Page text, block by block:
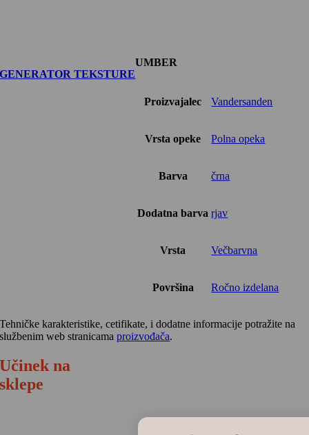
GENERATOR TEKSTURE
UMBER
Proizvajalec Vandersanden
Vrsta opeke Polna opeka
Barva črna
Dodatna barva rjav
Vrsta Večbarvna
Površina Ročno izdelana
Tehničke karakteristike, cetifikate, i dodatne informacije potražite na
službenim web stranicamaproizvođača.
Učinek na
sklepe